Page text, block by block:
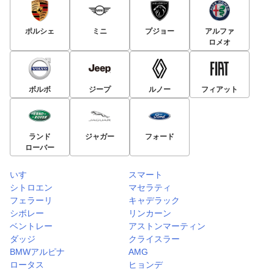
ポルシェ ミニ プジョー
アルファ
ロメオ
ボルボ ジープ ルノー フィアット
ランド
ローバー
ジャガー フォード
いすゞ
スマート
シトロエン
マセラティ
フェラーリ
キャデラック
シボレー
リンカーン
ベントレー
アストンマーティン
ダッジ
クライスラー
BMWアルピナ
AMG
ロータス
ヒョンデ